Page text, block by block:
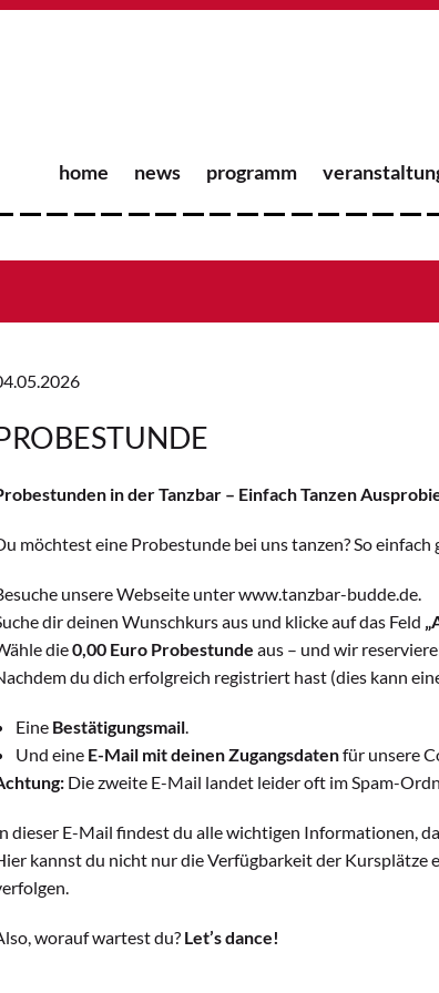
home news programm
in der Tanzbar – Einfach Tanzen
möchtest eine Probestunde bei uns tanzen? So einfach
unsere Webseite unter www.tanzbar-budde.de.
dir deinen Wunschkurs aus und klicke auf das Feld
die0,00 Euro Probestunde aus – und wir
du dich erfolgreich registriert hast (dies kann
Eine Bestätigungsmail.
Und eine E-Mail mit deinen Zugangsdatenfür unsere
Die zweite E-Mail landet leider oft im Spam-
dieser E-Mail findest du alle wichtigen Informationen,
kannst du nicht nur die Verfügbarkeit der Kursplätze
worauf wartest du? Let’s dance!